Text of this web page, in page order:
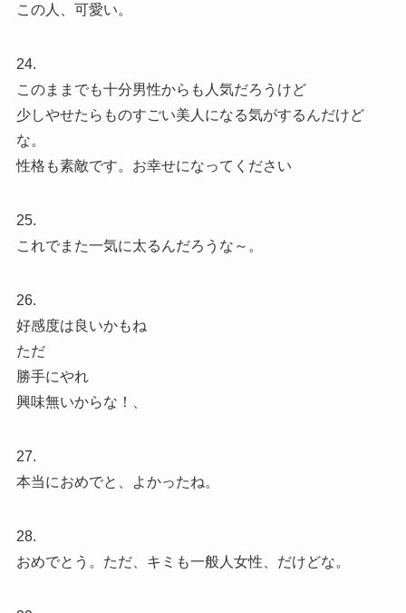
この人、可愛い。
24.
このままでも十分男性からも人気だろうけど
少しやせたらものすごい美人になる気がするんだけど
な。
性格も素敵です。お幸せになってください
25.
これでまた一気に太るんだろうな～。
26.
好感度は良いかもね
ただ
勝手にやれ
興味無いからな！、
27.
本当におめでと、よかったね。
28.
おめでとう。ただ、キミも一般人女性、だけどな。